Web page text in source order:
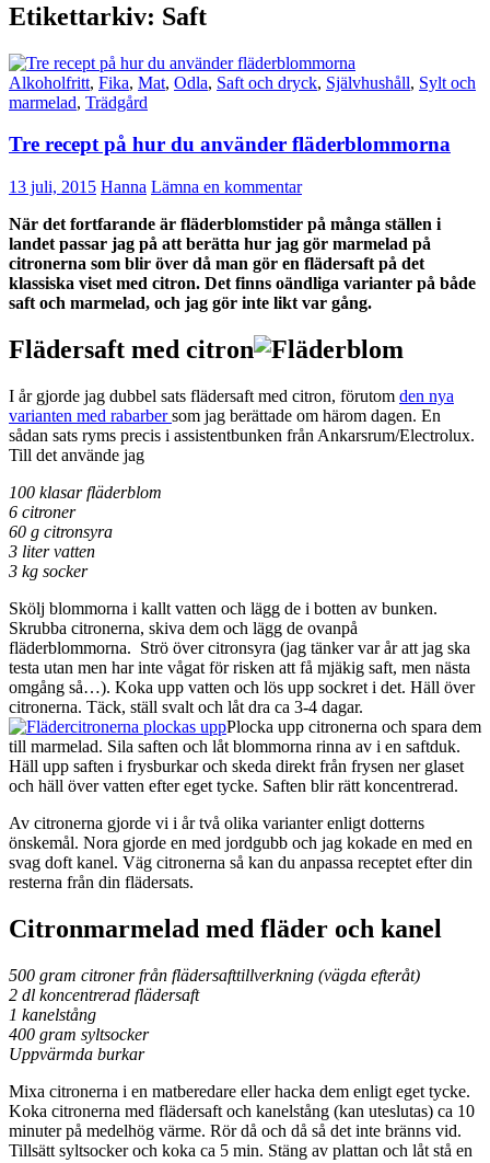
Etikettarkiv: Saft
Alkoholfritt, Fika, Mat, Odla, Saft och dryck, Självhushåll, Sylt och
marmelad, Trädgård
Tre recept på hur du använder fläderblommorna
13 juli, 2015 Hanna Lämna en kommentar
När det fortfarande är fläderblomstider på många ställen i
landet passar jag på att berätta hur jag gör marmelad på
citronerna som blir över då man gör en flädersaft på det
klassiska viset med citron. Det finns oändliga varianter på både
saft och marmelad, och jag gör inte likt var gång.
Flädersaft med citron
I år gjorde jag dubbel sats flädersaft med citron, förutom den nya
varianten med rabarbersom jag berättade om härom dagen. En
sådan sats ryms precis i assistentbunken från Ankarsrum/Electrolux.
Till det använde jag
100 klasar fläderblom
6 citroner
60 g citronsyra
3 liter vatten
3 kg socker
Skölj blommorna i kallt vatten och lägg de i botten av bunken.
Skrubba citronerna, skiva dem och lägg de ovanpå
fläderblommorna. Strö över citronsyra (jag tänker var år att jag ska
testa utan men har inte vågat för risken att få mjäkig saft, men nästa
omgång så…). Koka upp vatten och lös upp sockret i det. Häll över
citronerna. Täck, ställ svalt och låt dra ca 3-4 dagar.
Plocka upp citronerna och spara dem
till marmelad. Sila saften och låt blommorna rinna av i en saftduk.
Häll upp saften i frysburkar och skeda direkt från frysen ner glaset
och häll över vatten efter eget tycke. Saften blir rätt koncentrerad.
Av citronerna gjorde vi i år två olika varianter enligt dotterns
önskemål. Nora gjorde en med jordgubb och jag kokade en med en
svag doft kanel. Väg citronerna så kan du anpassa receptet efter din
resterna från din flädersats.
Citronmarmelad med fläder och kanel
500 gram citroner från flädersafttillverkning (vägda efteråt)
2 dl koncentrerad flädersaft
1 kanelstång
400 gram syltsocker
Uppvärmda burkar
Mixa citronerna i en matberedare eller hacka dem enligt eget tycke.
Koka citronerna med flädersaft och kanelstång (kan uteslutas) ca 10
minuter på medelhög värme. Rör då och då så det inte bränns vid.
Tillsätt syltsocker och koka ca 5 min. Stäng av plattan och låt stå en